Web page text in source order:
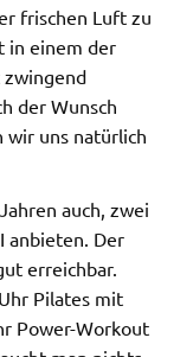
frischen Luft zu
in einem der
der Wunsch
uns natürlich
auch, zwei
anbieten. Der
erreichbar.
Pilates mit
Power-Workout